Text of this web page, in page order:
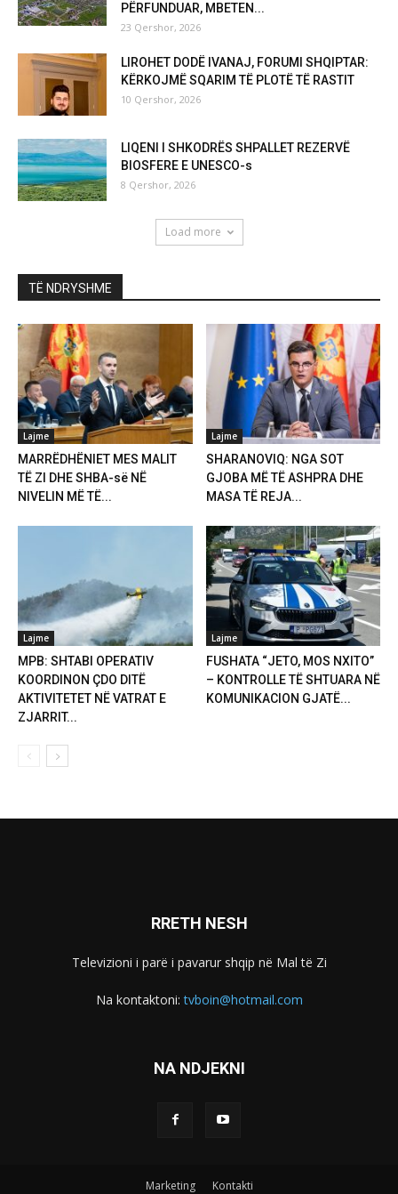
PËRFUNDUAR, MBETEN...
23 Qershor, 2026
LIROHET DODË IVANAJ, FORUMI SHQIPTAR:
KËRKOJMË SQARIM TË PLOTË TË RASTIT
10 Qershor, 2026
LIQENI I SHKODRËS SHPALLET REZERVË
BIOSFERE E UNESCO-s
8 Qershor, 2026
Load more
TË NDRYSHME
Lajme
MARRËDHËNIET MES MALIT
TË ZI DHE SHBA-së NË
NIVELIN MË TË...
Lajme
SHARANOVIQ: NGA SOT
GJOBA MË TË ASHPRA DHE
MASA TË REJA...
Lajme
MPB: SHTABI OPERATIV
KOORDINON ÇDO DITË
AKTIVITETET NË VATRAT E
ZJARRIT...
Lajme
FUSHATA “JETO, MOS NXITO”
– KONTROLLE TË SHTUARA NË
KOMUNIKACION GJATË...
RRETH NESH
Televizioni i parë i pavarur shqip në Mal të Zi
Na kontaktoni:tvboin@hotmail.com
NA NDJEKNI
Marketing Kontakti